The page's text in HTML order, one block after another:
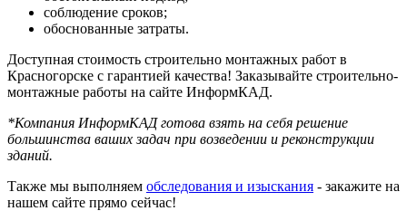
соблюдение сроков;
обоснованные затраты.
Доступная стоимость строительно монтажных работ в
Красногорске с гарантией качества! Заказывайте строительно-
монтажные работы на сайте ИнформКАД.
*Компания ИнформКАД готова взять на себя решение
большинства ваших задач при возведении и реконструкции
зданий.
Также мы выполняем обследования и изыскания - закажите на
нашем сайте прямо сейчас!